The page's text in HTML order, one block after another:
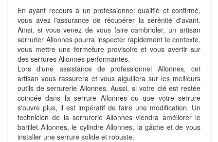
En ayant recours à un professionnel qualifié et confirmé,
vous avez l'assurance de récupérer la sérénité d'avant.
Ainsi, si vous venez de vous faire cambrioler, un artisan
serrurier Allonnes pourra inspecter rapidement le contexte,
vous mettre une fermeture provisoire et vous avertir sur
des serrures Allonnes performantes.
Lors d'une assistance de professionnel Allonnes, cet
artisan vous rassurera et vous aiguillera sur les meilleurs
outils de serrurerie Allonnes. Aussi, si votre clé est restée
coincée dans la serrure Allonnes ou que votre serrure
s'ouvre plus, il est impératif de faire une modification. Un
technicien de la serrurerie Allonnes viendra améliorer le
barillet Allonnes, le cylindre Allonnes, la gâche et de vous
installer une serrure solide et robuste.